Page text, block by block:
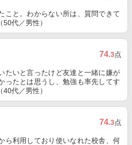
こと。わからない所は、質問できて
代／男性）
74.3点
たいと言ったけど友達と一緒に嫌が
ったとは思うし、勉強も率先してす
代／男性）
74.3点
ら利用しており使いなれた校舎、何